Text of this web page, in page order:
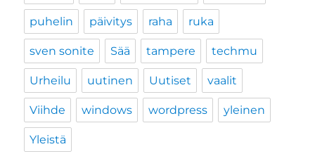
puhelin päivitys raha ruka
sven sonite Sää tampere techmu
Urheilu uutinen Uutiset vaalit
Viihde windows wordpress yleinen
Yleistä